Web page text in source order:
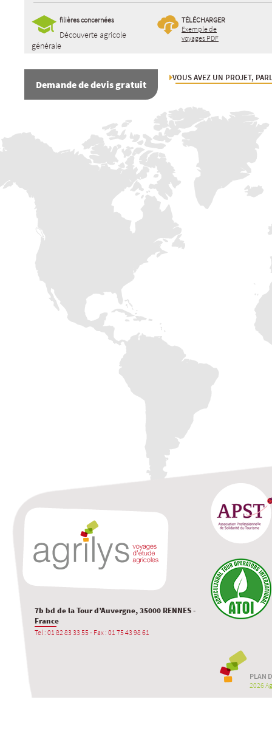
filières concernées
Découverte agricole
générale
TÉLÉCHARGER
Exemple de
voyages PDF
Demande de devis gratuit
VOUS AVEZ UN PROJET,
7b bd de la Tour d’Auvergne, 35000 RENNES -
France
Tel : 01 82 83 33 55 - Fax : 01 75 43 98 61
PLAN
2026